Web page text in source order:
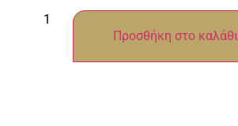
Προσθήκη στο καλάθι